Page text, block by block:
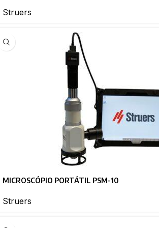
Struers
MICROSCÓPIO PORTÁTIL PSM-10
Struers